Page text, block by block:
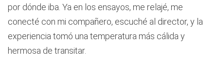
por dónde iba. Ya en los ensayos, me relajé, me
conecté con mi compañero, escuché al director, y la
experiencia tomó una temperatura más cálida y
hermosa de transitar.